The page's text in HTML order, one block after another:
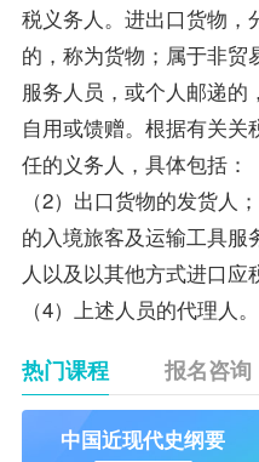
税义务人。进出口货物，
的，称为货物；属于非
服务人员，或个人邮递
自用或馈赠。根据有关
任的义务人，具体包括：
（2）出口货物的发货人
的入境旅客及运输工具
人以及以其他方式进口应
（4）上述人员的代理人。
热门课程 报名咨询
中国近现代史纲要